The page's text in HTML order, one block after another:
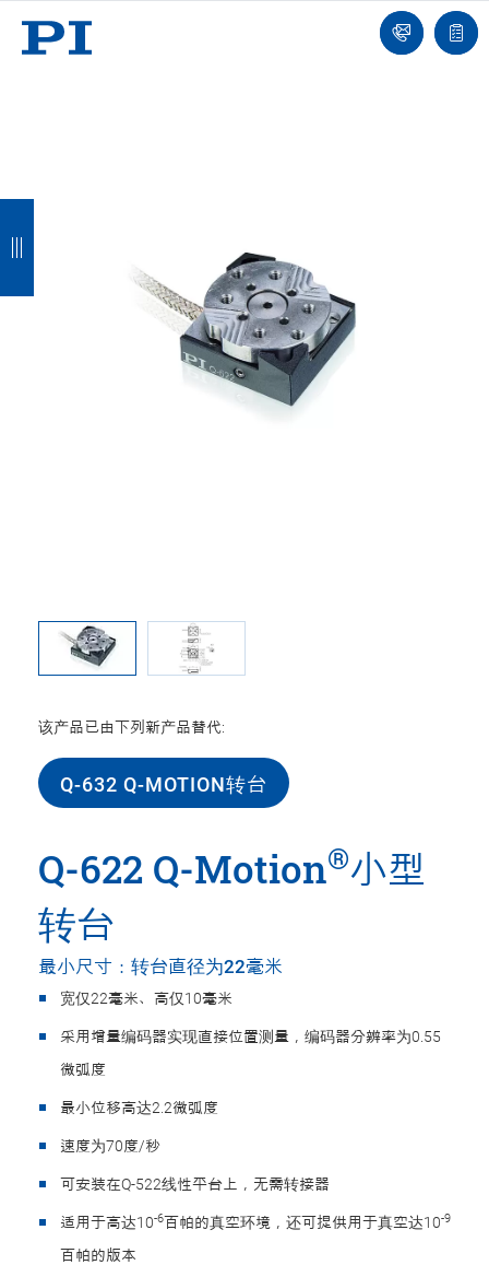
联
系
报
价
们
该产品已由下列新产品替代:
Q-632 Q-MOTION转台
Q-622 Q-Motion®小型
转台
最小尺寸：转台直径为22毫米
宽仅22毫米、高仅10毫米
采用增量编码器实现直接位置测量，编码器分辨率为0.55
微弧度
最小位移高达2.2微弧度
速度为70度/秒
可安装在Q-522线性平台上，无需转接器
适用于高达10-6百帕的真空环境，还可提供用于真空达10-9
百帕的版本